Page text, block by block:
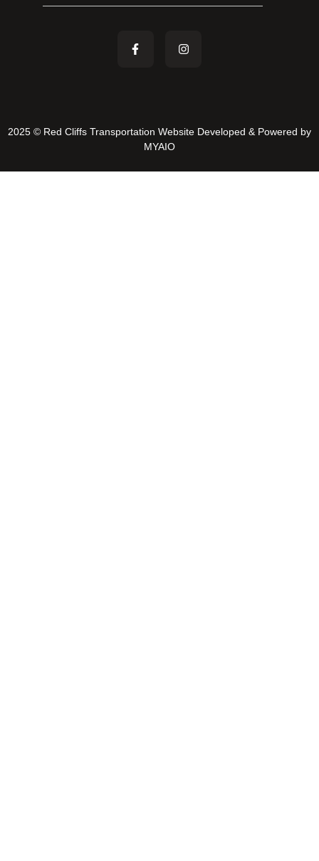
2025 © Red Cliffs Transportation Website Developed & Powered by
MYAIO